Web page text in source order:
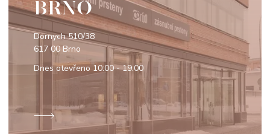
BRNO
Dornych 510/38
617 00 Brno
Dnes otevřeno 10:00 - 19:00